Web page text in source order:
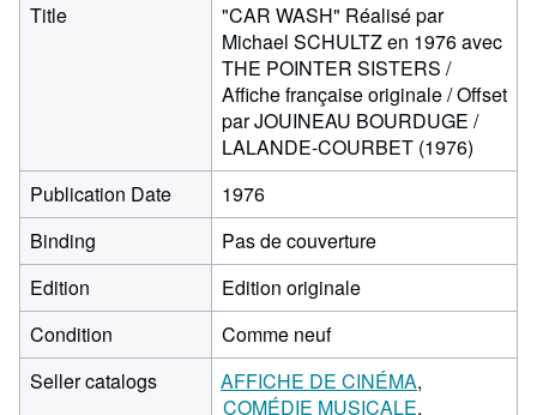
Title
"CAR WASH" Réalisé par
Michael SCHULTZ en 1976 avec
THE POINTER SISTERS /
Affiche française originale / Offset
par JOUINEAU BOURDUGE /
LALANDE-COURBET (1976)
Publication Date
1976
Binding
Pas de couverture
Edition
Edition originale
Condition
Comme neuf
Seller catalogs
AFFICHE DE CINÉMA
COMÉDIE MUSICALE